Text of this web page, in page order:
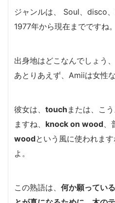
ジャンルは、 Soul、disco
1977年から現在までですね。
出身地はどこなんでしょう
あとりあえず、 Amiiは女性な
彼女は、 touch または、こ
ますね、 knock on wood、
woodという風に使われま
よ。
この熟語は、 何か願ってい